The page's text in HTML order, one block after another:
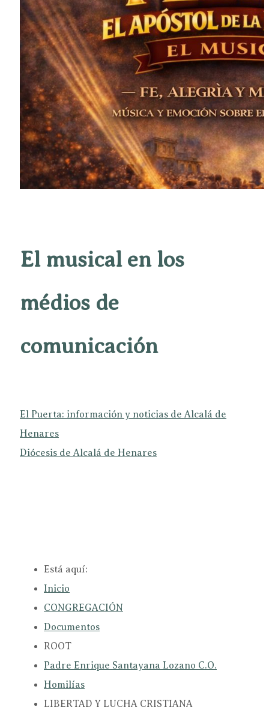
El musical en los
médios de
comunicación
El Puerta: información y noticias de Alcalá de
Henares
Diócesis de Alcalá de Henares
Está aquí:
Inicio
CONGREGACIÓN
Documentos
ROOT
Padre Enrique Santayana Lozano C.O.
Homilías
LIBERTAD Y LUCHA CRISTIANA